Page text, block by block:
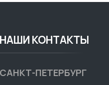
НАШИ КОНТАКТЫ
САНКТ-ПЕТЕРБУРГ